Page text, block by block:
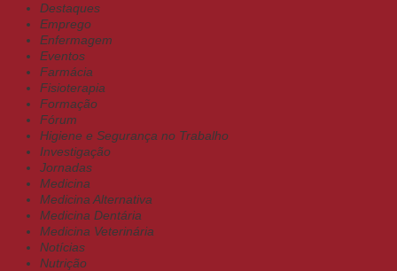
Destaques
Emprego
Enfermagem
Eventos
Farmácia
Fisioterapia
Formação
Fórum
Higiene e Segurança no Trabalho
Investigação
Jornadas
Medicina
Medicina Alternativa
Medicina Dentária
Medicina Veterinária
Notícias
Nutrição